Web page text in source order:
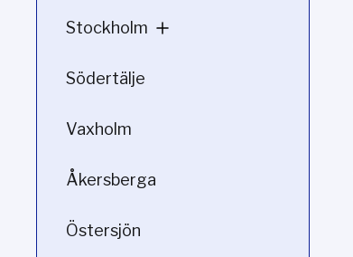
Stockholm
Södertälje
Vaxholm
Åkersberga
Östersjön